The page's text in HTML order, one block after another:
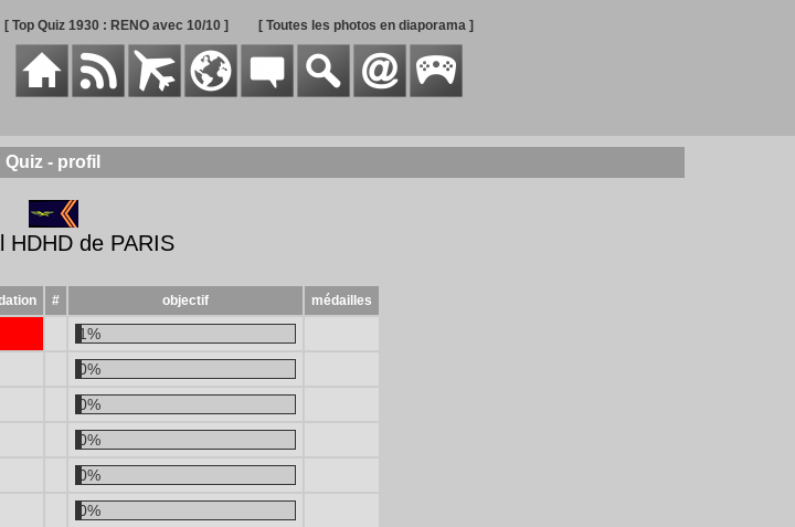
[ Top Quiz 1930 : RENO avec 10/10 ] [ Toutes les photos en diaporama ]
Quiz - profil
HDHD de PARIS
# objectif médailles
1%
0%
0%
0%
0%
0%